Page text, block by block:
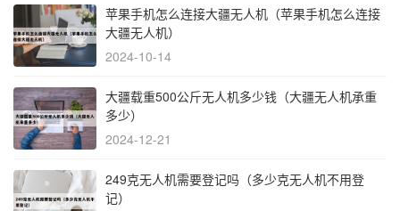
苹果手机怎么连接大疆无人机（苹果手机怎么连接
大疆无人机）
2024-10-14
大疆载重500公斤无人机多少钱（大疆无人机承重
多少）
2024-12-21
249克无人机需要登记吗（多少克无人机不用登
记）